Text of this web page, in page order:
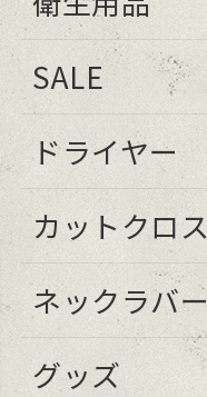
SALE
ドライヤー
カットクロス
ネックラバー
グッズ